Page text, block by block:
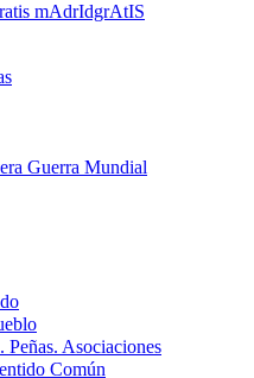
mAdrIdgrAtIS
Guerra Mundial
Asociaciones
Común